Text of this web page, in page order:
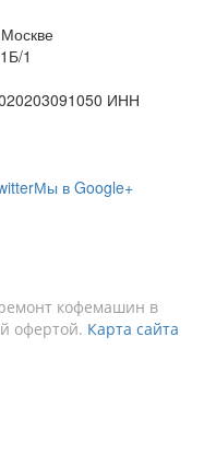
1
ИНН
Мы в Google+
кофемашин в
офертой. Карта сайта